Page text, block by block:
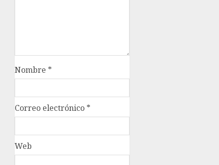
Nombre *
Correo electrónico *
Web